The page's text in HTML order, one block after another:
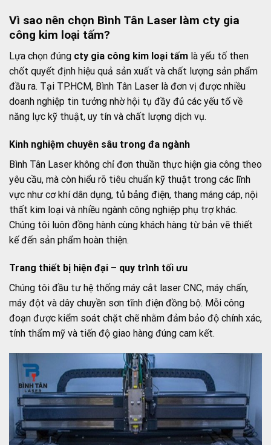
Vì sao nên chọn Bình Tân Laser làm cty gia
công kim loại tấm?
Lựa chọn đúng cty gia công kim loại tấm là yếu tố then
chốt quyết định hiệu quả sản xuất và chất lượng sản phẩm
đầu ra. Tại TP.HCM, Bình Tân Laser là đơn vị được nhiều
doanh nghiệp tin tưởng nhờ hội tụ đầy đủ các yếu tố về
năng lực kỹ thuật, uy tín và chất lượng dịch vụ.
Kinh nghiệm chuyên sâu trong đa ngành
Bình Tân Laser không chỉ đơn thuần thực hiện gia công theo
yêu cầu, mà còn hiểu rõ tiêu chuẩn kỹ thuật trong các lĩnh
vực như cơ khí dân dụng, tủ bảng điện, thang máng cáp, nội
thất kim loại và nhiều ngành công nghiệp phụ trợ khác.
Chúng tôi luôn đồng hành cùng khách hàng từ bản vẽ thiết
kế đến sản phẩm hoàn thiện.
Trang thiết bị hiện đại – quy trình tối ưu
Chúng tôi đầu tư hệ thống máy cắt laser CNC, máy chấn,
máy đột và dây chuyền sơn tĩnh điện đồng bộ. Mỗi công
đoạn được kiểm soát chặt chẽ nhằm đảm bảo độ chính xác,
tính thẩm mỹ và tiến độ giao hàng đúng cam kết.